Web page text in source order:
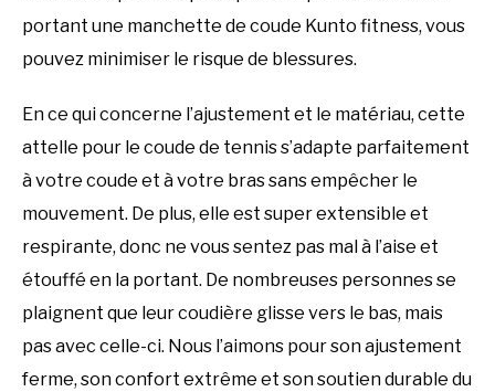
portant une manchette de coude Kunto fitness, vous
pouvez minimiser le risque de blessures.
En ce qui concerne l’ajustement et le matériau, cette
attelle pour le coude de tennis s’adapte parfaitement
à votre coude et à votre bras sans empêcher le
mouvement. De plus, elle est super extensible et
respirante, donc ne vous sentez pas mal à l’aise et
étouffé en la portant. De nombreuses personnes se
plaignent que leur coudière glisse vers le bas, mais
pas avec celle-ci. Nous l’aimons pour son ajustement
ferme, son confort extrême et son soutien durable du